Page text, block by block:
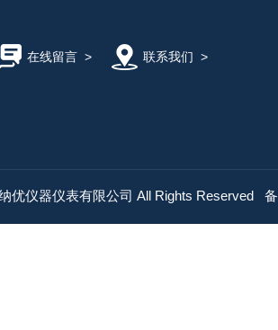
在线留言> 联系我们 >
优仪器仪表有限公司 All Rights Reserved